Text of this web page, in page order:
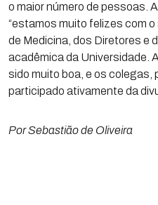
o maior número de pessoas.
“estamos muito felizes com
de Medicina, dos Diretores e
acadêmica da Universidade.
sido muito boa, e os colegas,
participado ativamente da
Por Sebastião de Oliveira